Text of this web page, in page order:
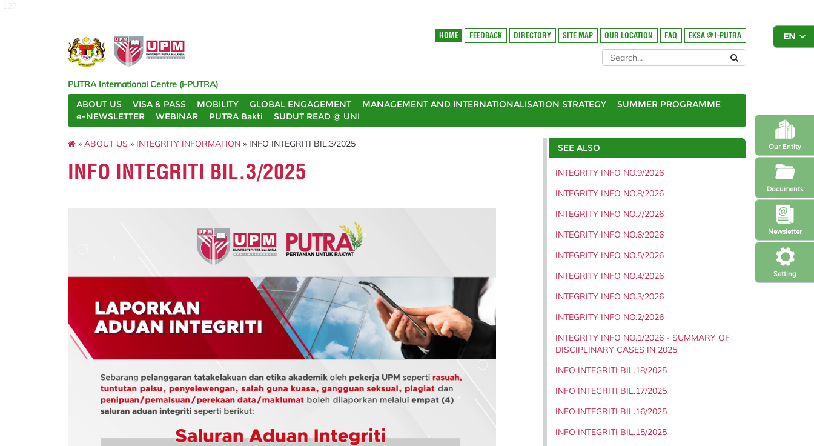
Setting
Newsletter
Our Entity
Documents
HOME FEEDBACK DIRECTORY SITE MAP OUR LOCATION FAQ EKSA @ i-PUTRA
PUTRA International Centre (i-PUTRA)
ABOUT US
VISA & PASS MOBILITY GLOBAL ENGAGEMENT MANAGEMENT AND INTERNATIONALISATION STRATEGY
SUMMER PROGRAMME
e-NEWSLETTER
WEBINAR PUTRA Bakti SUDUT READ @ UNI
» ABOUT US » INTEGRITY INFORMATION » INFO INTEGRITI BIL.3/2025
INFO INTEGRITI BIL.3/2025
SEE ALSO
INTEGRITY INFO NO.9/2026
INTEGRITY INFO NO.8/2026
INTEGRITY INFO NO.7/2026
INTEGRITY INFO NO.6/2026
INTEGRITY INFO NO.5/2026
INTEGRITY INFO NO.4/2026
INTEGRITY INFO NO.3/2026
INTEGRITY INFO NO.2/2026
INTEGRITY INFO NO.1/2026 - SUMMARY OF
DISCIPLINARY CASES IN 2025
INFO INTEGRITI BIL.18/2025
INFO INTEGRITI BIL.17/2025
INFO INTEGRITI BIL.16/2025
INFO INTEGRITI BIL.15/2025